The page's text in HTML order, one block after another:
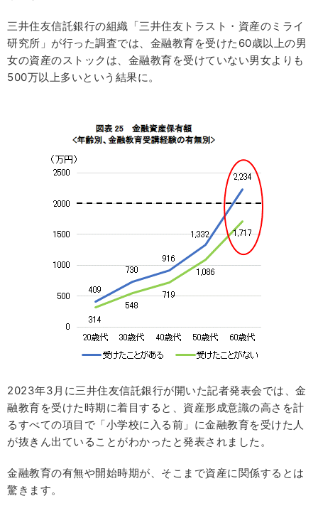
三井住友信託銀行の組織「三井住友トラスト・資産のミライ
研究所」が行った調査では、金融教育を受けた60歳以上の男
女の資産のストックは、金融教育を受けていない男女よりも
500万以上多いという結果に。
2023年3月に三井住友信託銀行が開いた記者発表会では、金
融教育を受けた時期に着目すると、資産形成意識の高さを計
るすべての項目で「小学校に入る前」に金融教育を受けた人
が抜きん出ていることがわかったと発表されました。
金融教育の有無や開始時期が、そこまで資産に関係するとは
驚きます。